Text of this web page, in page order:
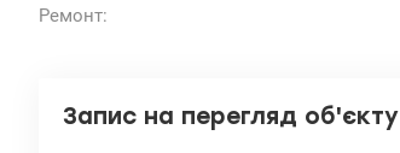
Ремонт:
Запис на перегляд об'єкту